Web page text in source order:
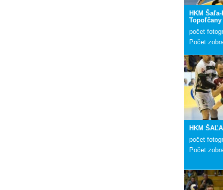
HKM
Topoľčany
počet
Počet
HKM
počet
Počet